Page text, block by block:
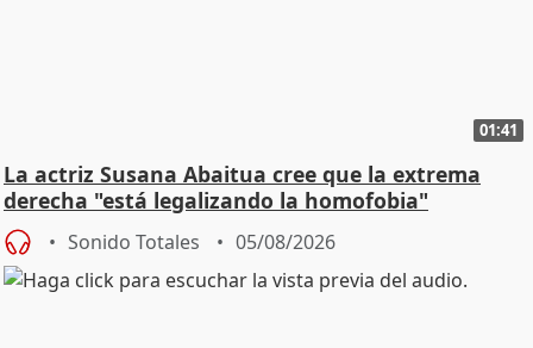
01:41
La actriz Susana Abaitua cree que la extrema
derecha "está legalizando la homofobia"
Sonido Totales 05/08/2026